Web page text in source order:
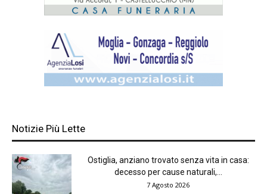
Notizie Più Lette
Ostiglia, anziano trovato senza vita in casa:
decesso per cause naturali,...
7 Agosto 2026